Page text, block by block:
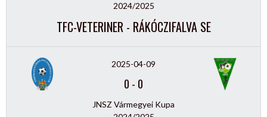
2024/2025
TFC-VETERINER - RÁKÓCZIFALVA SE
2025-04-09
0 - 0
JNSZ Vármegyei Kupa